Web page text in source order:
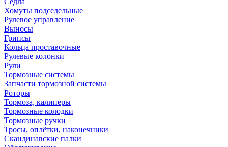
Хомуты подседельные
Рулевое управление
Выносы
Грипсы
Кольца проставочные
Рулевые колонки
Рули
Тормозные системы
Запчасти тормозной системы
Роторы
Тормоза, калиперы
Тормозные колодки
Тормозные ручки
Тросы, оплётки, наконечники
Скандинавские палки